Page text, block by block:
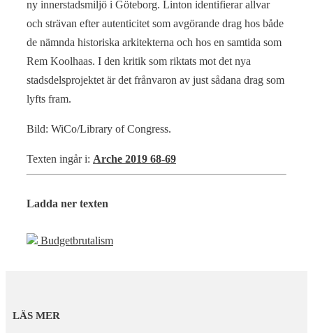
ny innerstadsmiljö i Göteborg. Linton identifierar allvar
och strävan efter autenticitet som avgörande drag hos både
de nämnda historiska arkitekterna och hos en samtida som
Rem Koolhaas. I den kritik som riktats mot det nya
stadsdelsprojektet är det frånvaron av just sådana drag som
lyfts fram.
Bild: WiCo/Library of Congress.
Texten ingår i: Arche 2019 68-69
Ladda ner texten
Budgetbrutalism
LÄS MER